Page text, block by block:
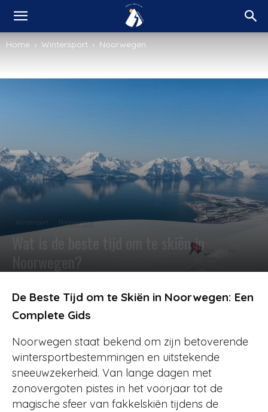
Home Wintersport Noorwegen
Wintersport Noorwegen
Wat is de beste tijd om te skiën in
Noorwegen?
De Beste Tijd om te Skiën in Noorwegen: Een
Complete Gids
Noorwegen staat bekend om zijn betoverende
wintersportbestemmingen en uitstekende
sneeuwzekerheid. Van lange dagen met
zonovergoten pistes in het voorjaar tot de
magische sfeer van fakkelskiën tijdens de